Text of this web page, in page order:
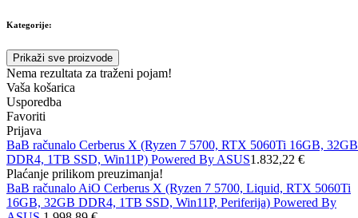
Kategorije:
Prikaži sve proizvode
Nema rezultata za traženi pojam!
Vaša košarica
Usporedba
Favoriti
Prijava
BaB računalo Cerberus X (Ryzen 7 5700, RTX 5060Ti 16GB, 32GB
DDR4, 1TB SSD, Win11P) Powered By ASUS1.832,22 €
Plaćanje prilikom preuzimanja!
BaB računalo AiO Cerberus X (Ryzen 7 5700, Liquid, RTX 5060Ti
16GB, 32GB DDR4, 1TB SSD, Win11P, Periferija) Powered By